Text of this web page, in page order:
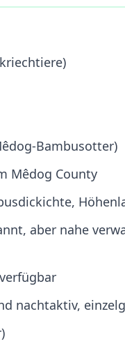
Bambusotter)
Mêdog County
aber nahe
nachtaktiv,